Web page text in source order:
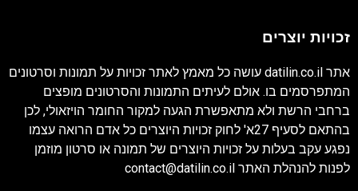
זכויות יוצרים
אתר datilin.co.il עושה כל מאמץ לאתר זכויות על תמונות וסרטונים
המתפרסמים בו. אולם לעיתים התמונות והסרטונים מופצים
ברחבי הרשת ולא מתאפשרת הגעה למקור החומר הויזאולי, לכן
בהתאם לסעיף 27א' לחוק זכויות היוצרים כל אדם הרואה עצמו
נפגע עקב בעלות על זכויות היוצרים של תמונה או סרטון מוזמן
לפנות להנהלת האתר contact@datilin.co.il